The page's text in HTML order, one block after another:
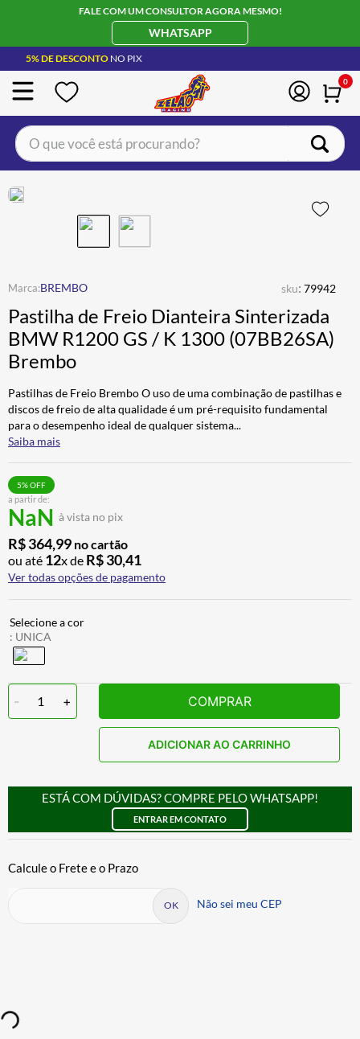
FALE COM UM CONSULTOR AGORA MESMO!
WHATSAPP
5% DE DESCONTO NO PIX
0
O que você está procurando?
BREMBO sku: 79942
Pastilha de Freio Dianteira Sinterizada
BMW R1200 GS / K 1300 (07BB26SA)
Brembo
Pastilhas de Freio Brembo O uso de uma combinação de pastilhas e
discos de freio de alta qualidade é um pré-requisito fundamental
para o desempenho ideal de qualquer sistema...
Saiba mais
a partir de:
NaN à vista no pix
5% OFF
R$364,99 no cartão
ou até 12x de R$30,41
Ver todas opções de pagamento
: UNICA
- 1 + COMPRAR
ADICIONAR AO CARRINHO
ESTÁ COM DÚVIDAS? COMPRE PELO WHATSAPP!
ENTRAR EM CONTATO
Não sei meu CEP
JAQUETA
4º ÓCULOS SOLAR
5º LUVA
6 º BAU
7º ALPINESTAR
8º CALÇA
9º BOTAS